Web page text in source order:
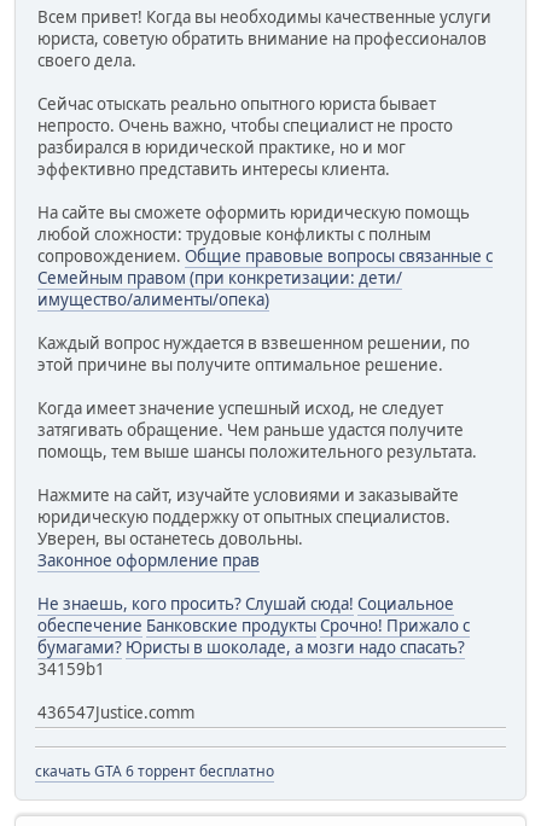
Всем привет! Когда вы необходимы качественные услуги
юриста, советую обратить внимание на профессионалов
своего дела.
Сейчас отыскать реально опытного юриста бывает
непросто. Очень важно, чтобы специалист не просто
разбирался в юридической практике, но и мог
эффективно представить интересы клиента.
На сайте вы сможете оформить юридическую помощь
любой сложности: трудовые конфликты с полным
сопровождением. Общие правовые вопросы связанные с
Семейным правом (при конкретизации: дети/
имущество/алименты/опека)
Каждый вопрос нуждается в взвешенном решении, по
этой причине вы получите оптимальное решение.
Когда имеет значение успешный исход, не следует
затягивать обращение. Чем раньше удастся получите
помощь, тем выше шансы положительного результата.
Нажмите на сайт, изучайте условиями и заказывайте
юридическую поддержку от опытных специалистов.
Уверен, вы останетесь довольны.
Законное оформление прав
Не знаешь, кого просить? Слушай сюда! Социальное
обеспечение Банковские продуктыСрочно! Прижало с
бумагами? Юристы в шоколаде, а мозги надо спасать?
34159b1
436547Justice.comm
скачать GTA 6 торрент бесплатно